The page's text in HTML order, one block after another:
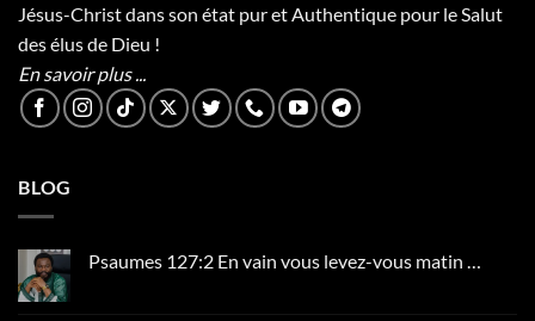
Jésus-Christ dans son état pur et Authentique pour le Salut
des élus de Dieu !
En savoir plus ...
BLOG
Psaumes 127:2 En vain vous levez-vous matin …